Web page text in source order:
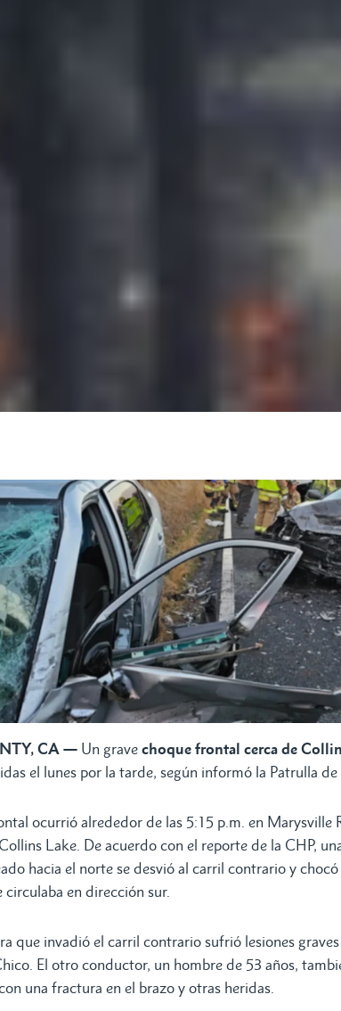
CA — Un grave choque frontal cerca de
el lunes por la tarde, según informó la Patrulla
ocurrió alrededor de las 5:15 p.m. en Marysville
Lake. De acuerdo con el reporte de la CHP,
hacia el norte se desvió al carril contrario y
circulaba en dirección sur.
que invadió el carril contrario sufrió lesiones
El otro conductor, un hombre de 53 años,
una fractura en el brazo y otras heridas.